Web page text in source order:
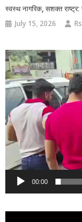
स्वस्थ नागरिक, सशक्त राष्ट्र:
July 15, 2026
Video
Player
00:00